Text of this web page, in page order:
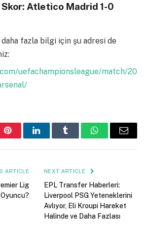
Skor: Atletico Madrid 1-0
daha fazla bilgi için şu adresi de
uefachampionsleague/match/20
PinterestLinkedInTumblr WhatsAppEmail
ARTICLE
Lig
NEXT ARTICLE
EPL Transfer Haberleri:
Liverpool PSG Yeteneklerini
Avlıyor, Eli Kroupi Hareket
Halinde ve Daha Fazlası